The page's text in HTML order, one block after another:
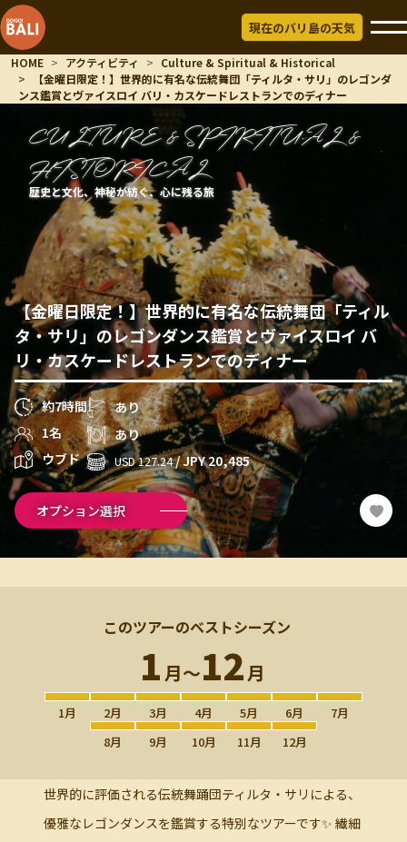
現在のバリ島の天気
HOME アクティビティ
Culture & Spiritual & Historical
【金曜日限定！】世界的に有名な伝統舞団「ティルタ・サリ」のレゴンダ
ンス鑑賞とヴァイスロイ バリ・カスケードレストランでのディナー
CULTURE & SPIRITUAL &
HISTORICAL
歴史と文化、神秘が紡ぐ、心に残る旅
【金曜日限定！】世界的に有名な伝統舞団「ティル
タ・サリ」のレゴンダンス鑑賞とヴァイスロイ バ
リ・カスケードレストランでのディナー
約7時間
1名
ウブド
あり
あり
USD 127.24/ JPY 20,485
オプション選択
このツアーのベストシーズン
1月〜12月
1月 2月 3月 4月 5月 6月
7月
8月
9月 10月 11月 12月
世界的に評価される伝統舞踊団ティルタ・サリによる、
優雅なレゴンダンスを鑑賞する特別なツアーです✨ 繊細